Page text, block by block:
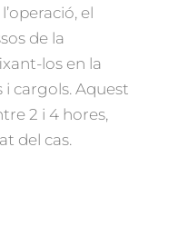
el
de la
los en la
cargols. Aquest
2 i 4 hores,
del cas.